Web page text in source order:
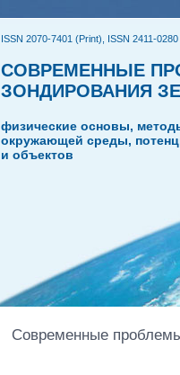
ISSN 2070-7401 (Print), ISSN 2411-
СОВРЕМЕННЫЕ
ЗОНДИРОВАНИЯ
физические основы,
окружающей среды,
и объектов
Современные